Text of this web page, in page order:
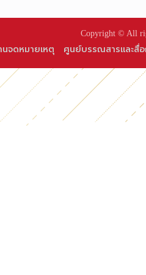
Copyright © All
นจดหมายเหตุ ศูนย์บรรณสารและสื่